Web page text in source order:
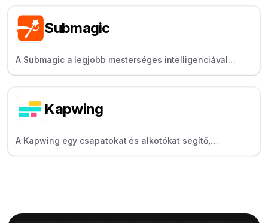
feliratozásában.
Submagic
A Submagic a legjobb mesterséges intelligenciával
működő videószerkesztő. Bármely videóhoz hozzáadhat
elkészítheti viral .
Kapwing
A Kapwing egy csapatokat és alkotókat segítő,
mesterséges intelligencia eszközöket és feliratokat